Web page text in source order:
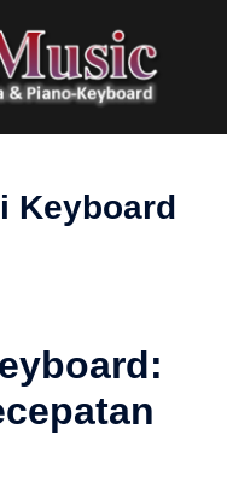
Keyboard